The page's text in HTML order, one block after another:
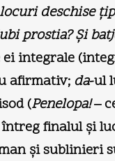
deschise
prostia? Şi
integrale
afirmativ; da­-ul
(Penelopa!–
finalul şi
şi sublinieri